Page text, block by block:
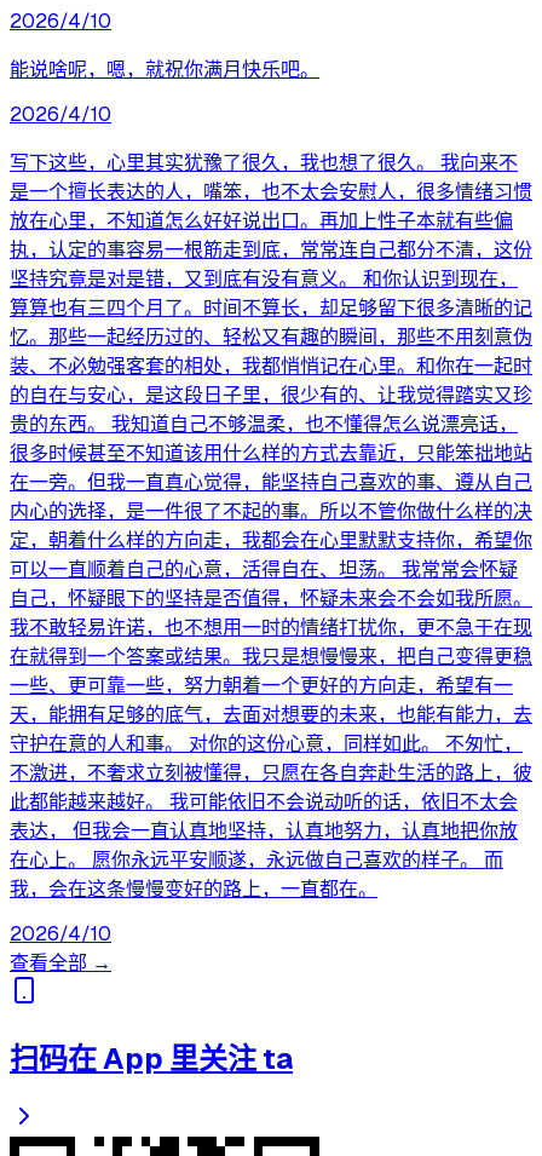
2026/4/10
能说啥呢，嗯，就祝你满月快乐吧。
2026/4/10
写下这些，心里其实犹豫了很久，我也想了很久。 我向来不
是一个擅长表达的人，嘴笨，也不太会安慰人，很多情绪习惯
放在心里，不知道怎么好好说出口。再加上性子本就有些偏
执，认定的事容易一根筋走到底，常常连自己都分不清，这份
坚持究竟是对是错，又到底有没有意义。 和你认识到现在，
算算也有三四个月了。时间不算长，却足够留下很多清晰的记
忆。那些一起经历过的、轻松又有趣的瞬间，那些不用刻意伪
装、不必勉强客套的相处，我都悄悄记在心里。和你在一起时
的自在与安心，是这段日子里，很少有的、让我觉得踏实又珍
贵的东西。 我知道自己不够温柔，也不懂得怎么说漂亮话，
很多时候甚至不知道该用什么样的方式去靠近，只能笨拙地站
在一旁。但我一直真心觉得，能坚持自己喜欢的事、遵从自己
内心的选择，是一件很了不起的事。所以不管你做什么样的决
定，朝着什么样的方向走，我都会在心里默默支持你，希望你
可以一直顺着自己的心意，活得自在、坦荡。 我常常会怀疑
自己，怀疑眼下的坚持是否值得，怀疑未来会不会如我所愿。
我不敢轻易许诺，也不想用一时的情绪打扰你，更不急于在现
在就得到一个答案或结果。我只是想慢慢来，把自己变得更稳
一些、更可靠一些，努力朝着一个更好的方向走，希望有一
天，能拥有足够的底气，去面对想要的未来，也能有能力，去
守护在意的人和事。 对你的这份心意，同样如此。 不匆忙，
不激进，不奢求立刻被懂得，只愿在各自奔赴生活的路上，彼
此都能越来越好。 我可能依旧不会说动听的话，依旧不太会
表达， 但我会一直认真地坚持，认真地努力，认真地把你放
在心上。 愿你永远平安顺遂，永远做自己喜欢的样子。 而
我，会在这条慢慢变好的路上，一直都在。
2026/4/10
查看全部 →
扫码在 App 里关注 ta